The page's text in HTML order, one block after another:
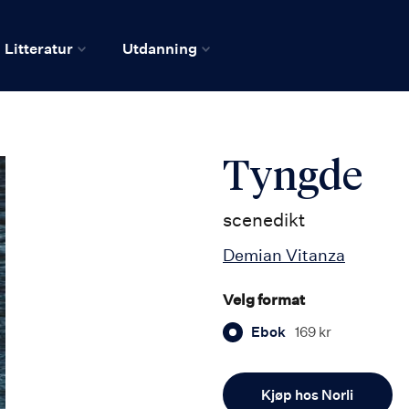
Litteratur Utdanning
Tyngde
scenedikt
Demian Vitanza
Velg format
Ebok 169 kr
Kjøp hos Norli